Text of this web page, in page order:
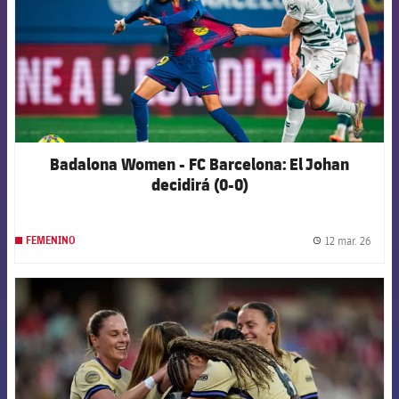
Badalona Women - FC Barcelona: El Johan
decidirá (0-0)
FEMENINO 12 mar. 26